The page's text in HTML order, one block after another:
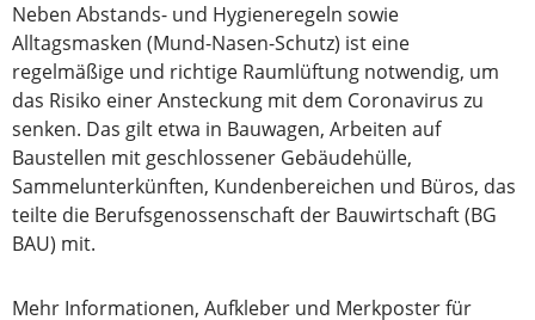
Neben Abstands- und Hygieneregeln sowie
Alltagsmasken (Mund-Nasen-Schutz) ist eine
regelmäßige und richtige Raumlüftung notwendig, um
das Risiko einer Ansteckung mit dem Coronavirus zu
senken. Das gilt etwa in Bauwagen, Arbeiten auf
Baustellen mit geschlossener Gebäudehülle,
Sammelunterkünften, Kundenbereichen und Büros, das
teilte die Berufsgenossenschaft der Bauwirtschaft (BG
BAU) mit.
Mehr Informationen, Aufkleber und Merkposter für